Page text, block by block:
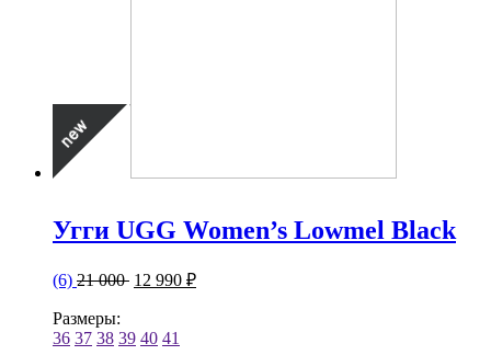
Угги UGG Women’s Lowmel Black
(6) 21 000 12 990 ₽
Размеры:
36 37 38 39 40 41